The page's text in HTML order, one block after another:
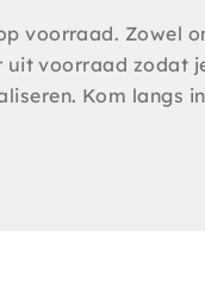
voorraad. Zowel
voorraad zodat
Kom langs